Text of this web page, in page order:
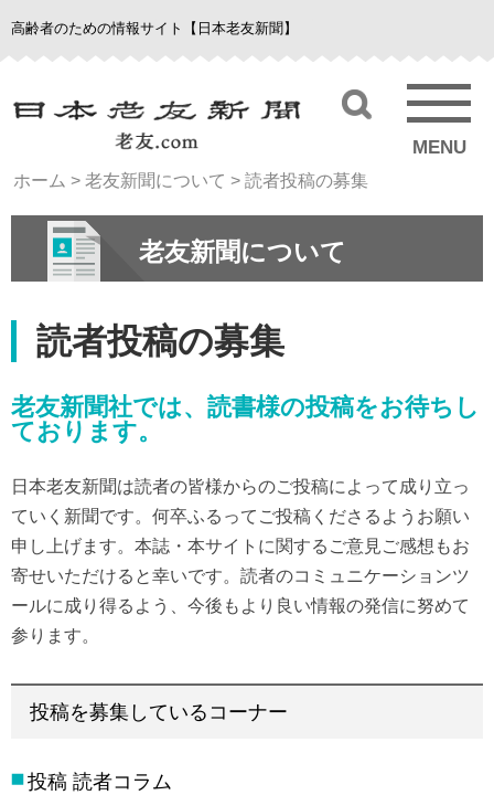
高齢者のための情報サイト【日本老友新聞】
MENU
ホーム > 老友新聞について > 読者投稿の募集
老友新聞について
読者投稿の募集
老友新聞社では、読書様の投稿をお待ちし
ております。
日本老友新聞は読者の皆様からのご投稿によって成り立っ
ていく新聞です。何卒ふるってご投稿くださるようお願い
申し上げます。本誌・本サイトに関するご意見ご感想もお
寄せいただけると幸いです。読者のコミュニケーションツ
ールに成り得るよう、今後もより良い情報の発信に努めて
参ります。
投稿を募集しているコーナー
投稿 読者コラム